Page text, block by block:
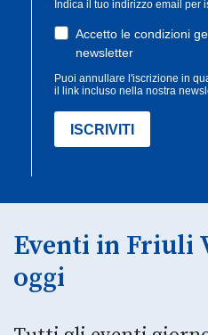
Eventi in Friuli
oggi